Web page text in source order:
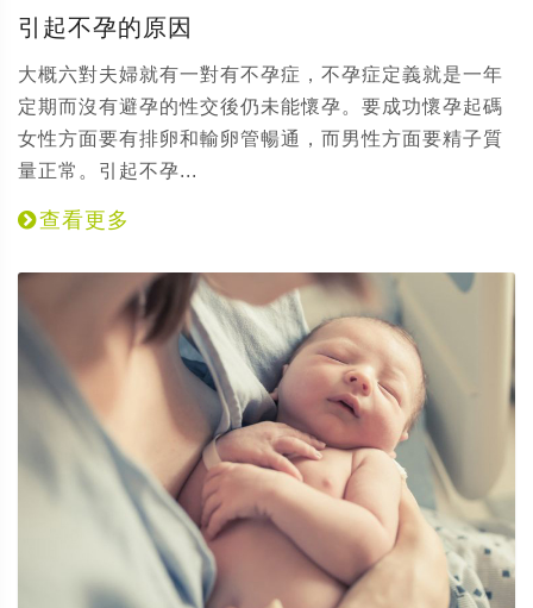
引起不孕的原因
大概六對夫婦就有一對有不孕症，不孕症定義就是一年
定期而沒有避孕的性交後仍未能懷孕。要成功懷孕起碼
女性方面要有排卵和輸卵管暢通，而男性方面要精子質
量正常。引起不孕...
查看更多